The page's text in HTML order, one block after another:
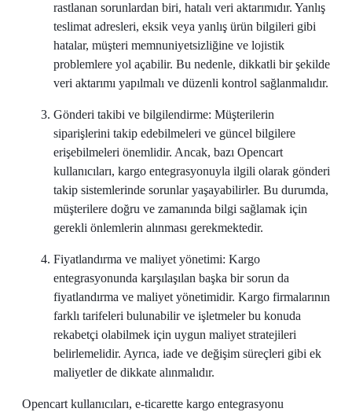
rastlanan sorunlardan biri, hatalı veri aktarımıdır. Yanlış
teslimat adresleri, eksik veya yanlış ürün bilgileri gibi
hatalar, müşteri memnuniyetsizliğine ve lojistik
problemlere yol açabilir. Bu nedenle, dikkatli bir şekilde
veri aktarımı yapılmalı ve düzenli kontrol sağlanmalıdır.
Gönderi takibi ve bilgilendirme: Müşterilerin
siparişlerini takip edebilmeleri ve güncel bilgilere
erişebilmeleri önemlidir. Ancak, bazı Opencart
kullanıcıları, kargo entegrasyonuyla ilgili olarak gönderi
takip sistemlerinde sorunlar yaşayabilirler. Bu durumda,
müşterilere doğru ve zamanında bilgi sağlamak için
gerekli önlemlerin alınması gerekmektedir.
Fiyatlandırma ve maliyet yönetimi: Kargo
entegrasyonunda karşılaşılan başka bir sorun da
fiyatlandırma ve maliyet yönetimidir. Kargo firmalarının
farklı tarifeleri bulunabilir ve işletmeler bu konuda
rekabetçi olabilmek için uygun maliyet stratejileri
belirlemelidir. Ayrıca, iade ve değişim süreçleri gibi ek
maliyetler de dikkate alınmalıdır.
Opencart kullanıcıları, e-ticarette kargo entegrasyonu